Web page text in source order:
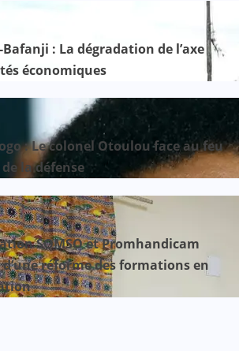
: La dégradation de l’axe
économiques
: Le colonel Otoulou face au feu
la défense
SOMSO et Promhandicam
réforme des formations en